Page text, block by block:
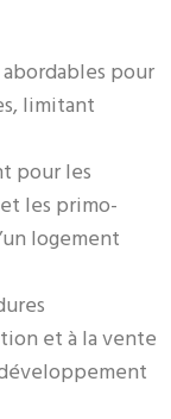
pour
limitant
pour les
les primo-
logement
et à la vente